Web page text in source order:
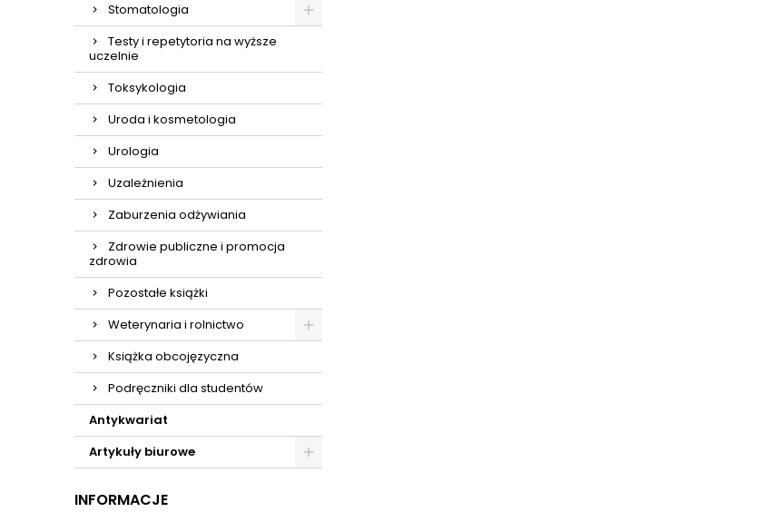
Stomatologia
Testy i repetytoria na wyższe
uczelnie
Toksykologia
Uroda i kosmetologia
Urologia
Uzależnienia
Zaburzenia odżywiania
Zdrowie publiczne i promocja
zdrowia
Pozostałe książki
Weterynaria i rolnictwo
Książka obcojęzyczna
Podręczniki dla studentów
Antykwariat
Artykuły biurowe
INFORMACJE